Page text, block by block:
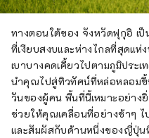
ทางตอนใต้ของ จังหวัดฟุกุอิ เ
ที่เงียบสงบและห่างไกลที่สุดแ
เบาบางคดเคี้ยวไปตามภูมิประ
นำคุณไปสู่ทิวทัศน์ที่หล่อหลอมขึ้
วันของผู้คน พื้นที่นี้เหมาะอย่า
ช่วยให้คุณเคลื่อนที่อย่างช้าๆ ไ
และสัมผัสกับด้านหนึ่งของญี่ปุ่น